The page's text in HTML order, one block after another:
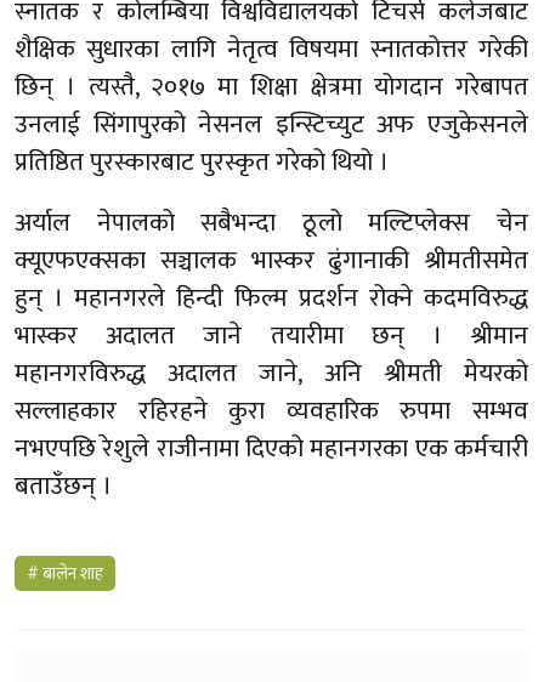
स्नातक र कोलम्बिया विश्वविद्यालयको टिचर्स कलेजबाट
शैक्षिक सुधारका लागि नेतृत्व विषयमा स्नातकोत्तर गरेकी
छिन् । त्यस्तै, २०१७ मा शिक्षा क्षेत्रमा योगदान गरेबापत
उनलाई सिंगापुरको नेसनल इन्स्टिच्युट अफ एजुकेसनले
प्रतिष्ठित पुरस्कारबाट पुरस्कृत गरेको थियो ।
अर्याल नेपालको सबैभन्दा ठूलो मल्टिप्लेक्स चेन
क्यूएफएक्सका सञ्चालक भास्कर ढुंगानाकी श्रीमतीसमेत
हुन् । महानगरले हिन्दी फिल्म प्रदर्शन रोक्ने कदमविरुद्ध
भास्कर अदालत जाने तयारीमा छन् । श्रीमान
महानगरविरुद्ध अदालत जाने, अनि श्रीमती मेयरको
सल्लाहकार रहिरहने कुरा व्यवहारिक रुपमा सम्भव
नभएपछि रेशुले राजीनामा दिएको महानगरका एक कर्मचारी
बताउँछन् ।
# बालेन शाह